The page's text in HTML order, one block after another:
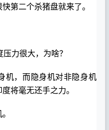
第二个杀猪盘就来了。
力很大，为啥？
机，而隐身机对非隐身机
将毫无还手之力。